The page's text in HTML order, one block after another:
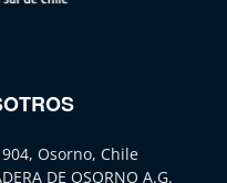
Osorno, Chile
DE OSORNO A.G.